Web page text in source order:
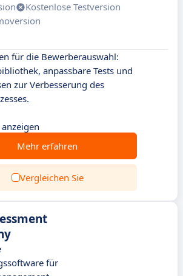
Kostenlose Testversion
für die Bewerberauswahl:
anpassbare Tests und
zur Verbesserung des
Mehr erfahren
Vergleichen Sie
für